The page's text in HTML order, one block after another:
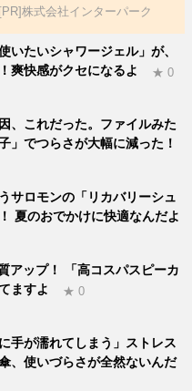
[PR]株式会社インターパーク
いたいシャワージェル」が、
爽快感がクセになるよ
★ 0
、これだった。ファイルみた
」でつらさが大幅に減った！
サロモンの「リカバリーシュ
夏のおでかけに快適なんだよ
アップ！ 「高コスパスピーカ
ますよ
★ 0
手が濡れてしまう」ストレス
、使いづらさが全然ないんだ